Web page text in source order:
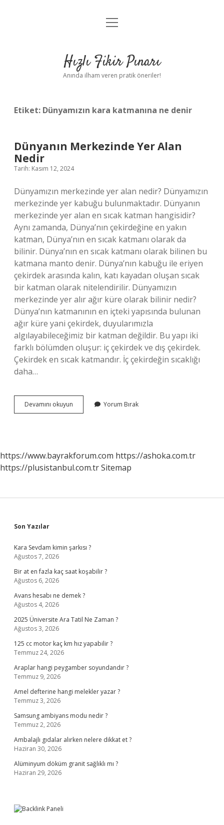
Anasayfa
Yasal Uyarı
menüyü
Hızlı Fikir Pınarı
Anında ilham veren pratik öneriler!
Etiket: Dünyamızın kara katmanına ne denir
Dünyanın Merkezinde Yer Alan
Nedir
Tarih: Kasım 12, 2024
Dünyamızın merkezinde yer alan nedir? Dünyamızın
merkezinde yer kabuğu bulunmaktadır. Dünyanın
merkezinde yer alan en sıcak katman hangisidir?
Aynı zamanda, Dünya’nın çekirdeğine en yakın
katman, Dünya’nın en sıcak katmanı olarak da
bilinir. Dünya’nın en sıcak katmanı olarak bilinen bu
katmana manto denir. Dünya’nın kabuğu ile eriyen
çekirdek arasında kalın, katı kayadan oluşan sıcak
bir katman olarak nitelendirilir. Dünyamızın
merkezinde yer alır ağır küre olarak bilinir nedir?
Dünya’nın katmanının en içteki yapısında bulunan
ağır küre yani çekirdek, duyularımızla
algılayabileceğimiz bir katman değildir. Bu yapı iki
farklı bölümden oluşur: iç çekirdek ve dış çekirdek.
Çekirdek en sıcak katmandır. İç çekirdeğin sıcaklığı
daha…
Devamını okuyun Dünyanın
Merkezinde
Yorum Bırak
https://www.bayrakforum.com https://ashoka.com.tr
https://plusistanbul.com.trSitemap
Sidebar
Son Yazılar
Kara Sevdam kimin şarkısı ?
Ağustos 7, 2026
Bir at en fazla kaç saat koşabilir ?
Ağustos 6, 2026
Avans hesabı ne demek ?
Ağustos 4, 2026
2025 Üniversite Ara Tatil Ne Zaman ?
Ağustos 3, 2026
125 cc motor kaç km hız yapabilir ?
Temmuz 24, 2026
Araplar hangi peygamber soyundandır ?
Temmuz 9, 2026
Amel defterine hangi melekler yazar ?
Temmuz 3, 2026
Samsung ambiyans modu nedir ?
Temmuz 2, 2026
Ambalajlı gıdalar alırken nelere dikkat et ?
Haziran 30, 2026
Alüminyum döküm granit sağlıklı mı ?
Haziran 29, 2026